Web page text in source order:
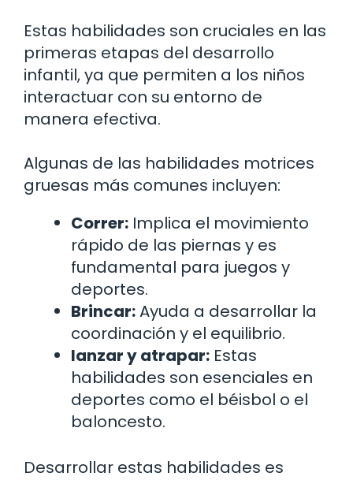
Estas habilidades son cruciales en las
primeras etapas del desarrollo
infantil, ya que permiten a los niños
interactuar con su entorno de
manera efectiva.
Algunas de las habilidades motrices
gruesas más comunes incluyen:
Correr: Implica el movimiento
rápido de las piernas y es
fundamental para juegos y
deportes.
Brincar:Ayuda a desarrollar la
coordinación y el equilibrio.
lanzar y atrapar: Estas
habilidades son esenciales en
deportes como el béisbol o el
baloncesto.
Desarrollar estas habilidades es